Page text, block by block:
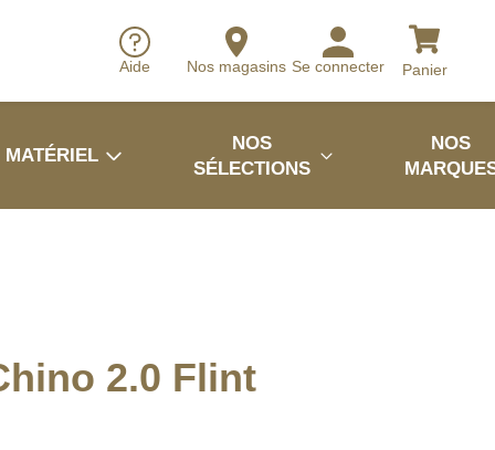
Aide Nos magasins Se connecter Panier
MATÉRIEL
NOS
SÉLECTIONS
NOS
2.0 Flint